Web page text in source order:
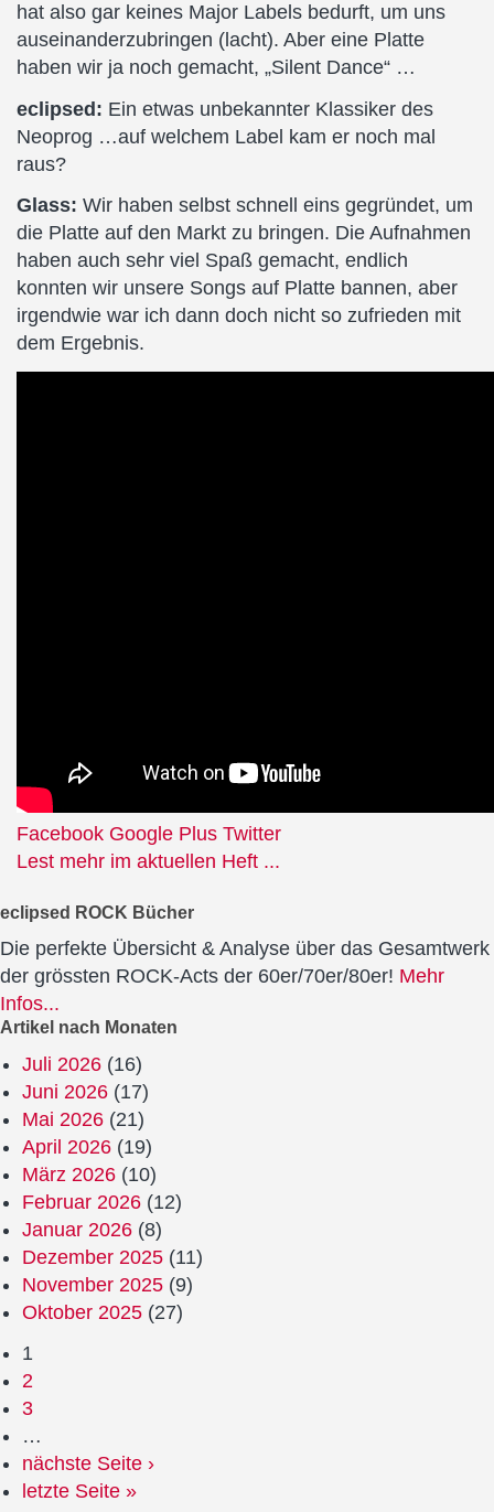
hat also gar keines Major Labels bedurft, um uns
auseinanderzubringen (lacht). Aber eine Platte
haben wir ja noch gemacht, „Silent Dance“ …
eclipsed: Ein etwas unbekannter Klassiker des
Neoprog …auf welchem Label kam er noch mal
raus?
Glass: Wir haben selbst schnell eins gegründet, um
die Platte auf den Markt zu bringen. Die Aufnahmen
haben auch sehr viel Spaß gemacht, endlich
konnten wir unsere Songs auf Platte bannen, aber
irgendwie war ich dann doch nicht so zufrieden mit
dem Ergebnis.
Facebook Google Plus Twitter
Lest mehr im aktuellen Heft ...
eclipsed ROCK Bücher
Die perfekte Übersicht & Analyse über das Gesamtwerk
der grössten ROCK-Acts der 60er/70er/80er! Mehr
Infos...
Artikel nach Monaten
Juli 2026 (16)
Juni 2026 (17)
Mai 2026 (21)
April 2026 (19)
März 2026 (10)
Februar 2026 (12)
Januar 2026 (8)
Dezember 2025 (11)
November 2025 (9)
Oktober 2025 (27)
1
2
3
…
nächste Seite ›
letzte Seite »